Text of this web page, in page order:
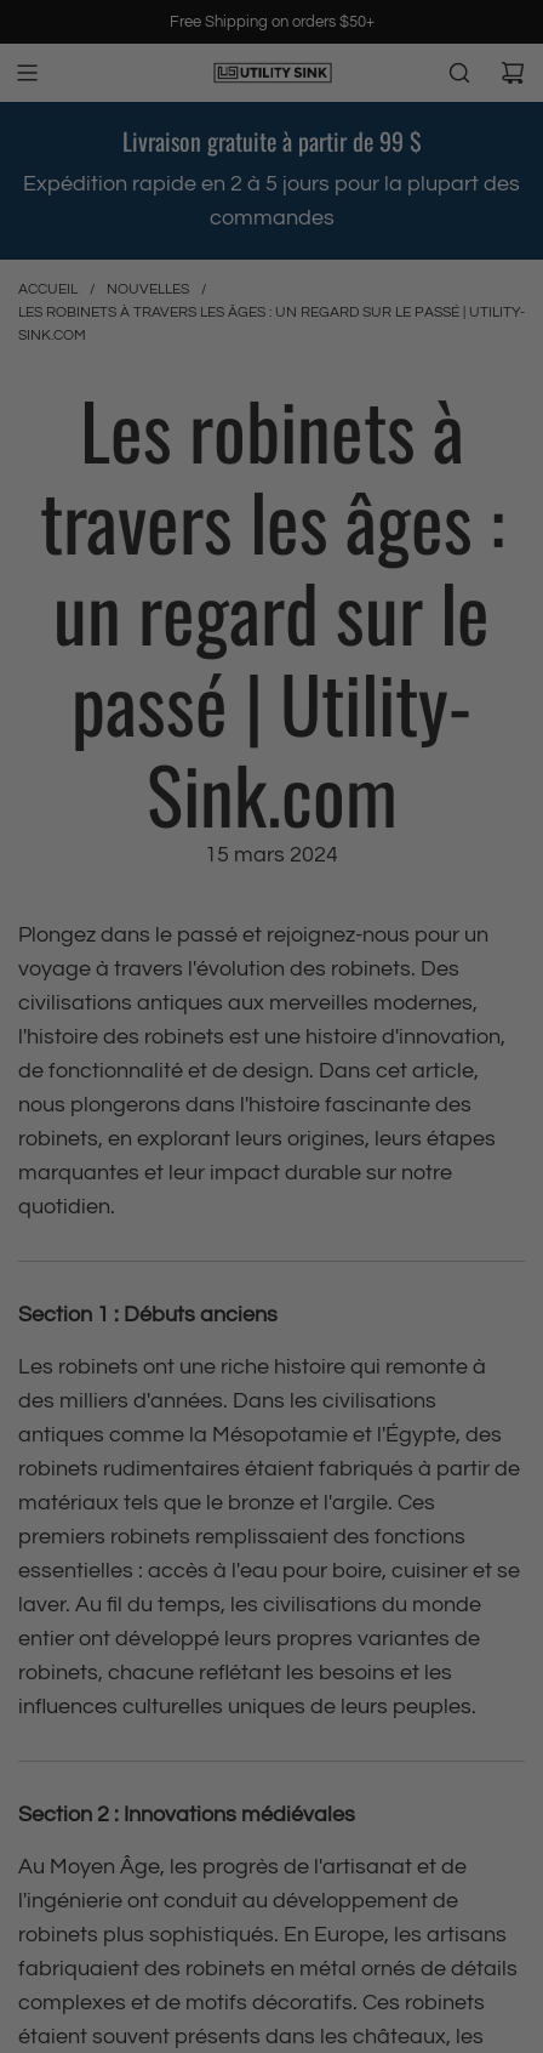
Free Shipping on orders $50+
Livraison gratuite à partir de 99 $
Expédition rapide en 2 à 5 jours pour la plupart des
commandes
ACCUEIL / NOUVELLES
/
LES ROBINETS À TRAVERS LES ÂGES : UN REGARD SUR LE PASSÉ | UTILITY-
SINK.COM
Les robinets à
travers les âges :
un regard sur le
passé | Utility-
Sink.com
15 mars 2024
Plongez dans le passé et rejoignez-nous pour un
voyage à travers l'évolution des robinets. Des
civilisations antiques aux merveilles modernes,
l'histoire des robinets est une histoire d'innovation,
de fonctionnalité et de design. Dans cet article,
nous plongerons dans l'histoire fascinante des
robinets, en explorant leurs origines, leurs étapes
marquantes et leur impact durable sur notre
quotidien.
Section 1 : Débuts anciens
Les robinets ont une riche histoire qui remonte à
des milliers d'années. Dans les civilisations
antiques comme la Mésopotamie et l'Égypte, des
robinets rudimentaires étaient fabriqués à partir de
matériaux tels que le bronze et l'argile. Ces
premiers robinets remplissaient des fonctions
essentielles : accès à l'eau pour boire, cuisiner et se
laver. Au fil du temps, les civilisations du monde
entier ont développé leurs propres variantes de
robinets, chacune reflétant les besoins et les
influences culturelles uniques de leurs peuples.
Section 2 : Innovations médiévales
Au Moyen Âge, les progrès de l'artisanat et de
l'ingénierie ont conduit au développement de
robinets plus sophistiqués. En Europe, les artisans
fabriquaient des robinets en métal ornés de détails
complexes et de motifs décoratifs. Ces robinets
étaient souvent présents dans les châteaux, les